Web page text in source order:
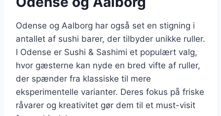
Odense og Aalborg har også set en stigning i
antallet af sushi barer, der tilbyder unikke ruller.
I Odense er Sushi & Sashimi et populært valg,
hvor gæsterne kan nyde en bred vifte af ruller,
der spænder fra klassiske til mere
eksperimentelle varianter. Deres fokus på friske
råvarer og kreativitet gør dem til et must-visit